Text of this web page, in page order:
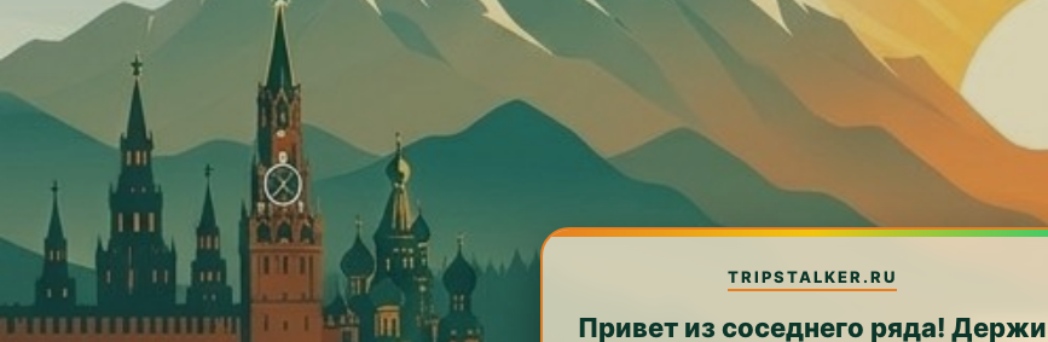
TRIPSTALKER.RU
Привет из соседнего ряда! Держи